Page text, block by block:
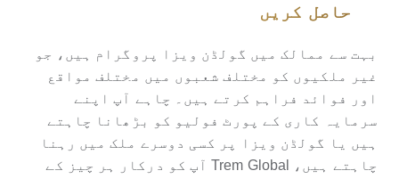
حاصل کریں
بہت سے ممالک میں گولڈن ویزا پروگرام ہیں، جو
غیر ملکیوں کو مختلف شعبوں میں مختلف مواقع
اور فوائد فراہم کرتے ہیں۔ چاہے آپ اپنے
سرمایہ کاری کے پورٹ فولیو کو بڑھانا چاہتے
ہیں یا گولڈن ویزا پر کسی دوسرے ملک میں رہنا
چاہتے ہیں، Trem Global آپ کو درکار ہر چیز کے